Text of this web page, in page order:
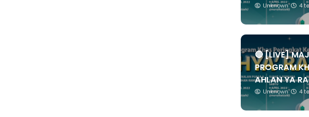
Unknown 4
🔴 [LIVE]
PROGRAM
AHLAN YA
Unknown 4